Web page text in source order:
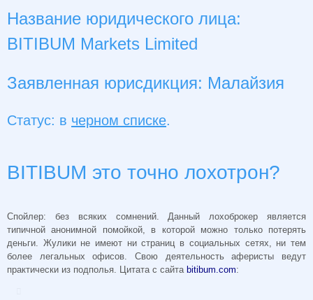
Название юридического лица:
BITIBUM Markets Limited
Заявленная юрисдикция: Малайзия
Статус: в черном списке.
BITIBUM это точно лохотрон?
Спойлер: без всяких сомнений. Данный лохоброкер
является
типичной анонимной помойкой, в которой можно только потерять
деньги. Жулики не имеют ни страниц в социальных сетях, ни тем
более легальных офисов. Свою деятельность аферисты ведут
практически из подполья. Цитата с сайта bitibum.com: